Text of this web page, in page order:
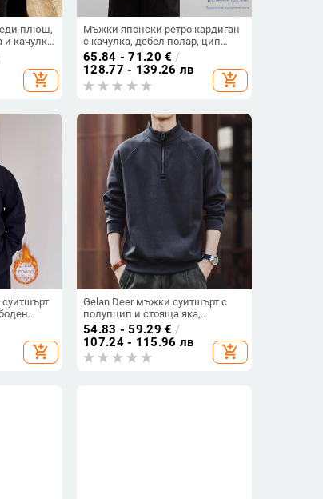
плюш,
и качулка
add_shopping_cart
Мъжки японски ретро кардиган
с качулка, дебел полар, цип
отпред, висока яка, свободна
кройка
65.84 - 71.20 € /
128.77 - 139.26 лв
add_shopping_cart
add_shopping_cart
Gelan Deer мъжки суитшърт с
полупцип и стояща яка,
американски стил ретро,
свободна кройка, флийс
подплата
54.83 - 59.29 € /
107.24 - 115.96 лв
add_shopping_cart